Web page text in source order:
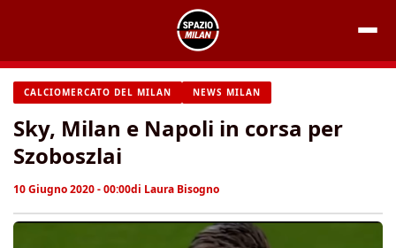
contenuto
CALCIOMERCATO DEL MILAN NEWS MILAN
Sky, Milan e Napoli in corsa per
Szoboszlai
10 Giugno 2020 - 00:00di Laura Bisogno